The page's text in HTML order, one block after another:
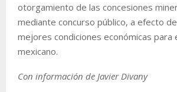
otorgamiento de las concesiones
mediante concurso público, a efecto
mejores condiciones económicas para
mexicano.
Con información de Javier Divany